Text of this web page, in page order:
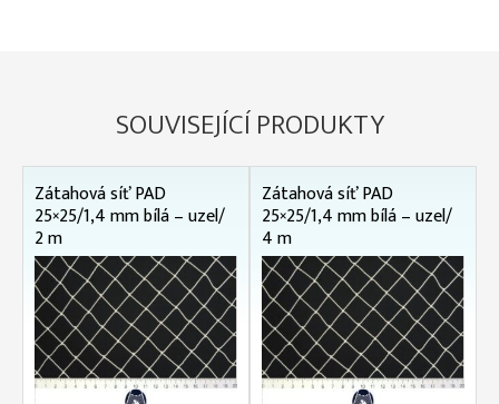
SOUVISEJÍCÍ PRODUKTY
Zátahová síť PAD
25×25/1,4 mm bílá – uzel/
2 m
Zátahová síť PAD
25×25/1,4 mm bílá – uzel/
4 m